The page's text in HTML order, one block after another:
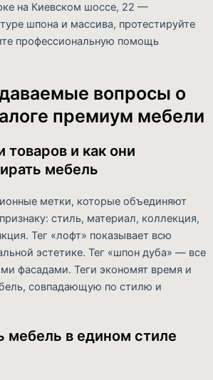
на Киевском шоссе, 22 —
шпона и массива, протестируйте
профессиональную помощь
вопросы о
премиум мебели
товаров и как они
мебель
метки, которые объединяют
стиль, материал, коллекция,
Тег «лофт» показывает всю
эстетике. Тег «шпон дуба» — все
фасадами. Теги экономят время и
совпадающую по стилю и
мебель в едином стиле